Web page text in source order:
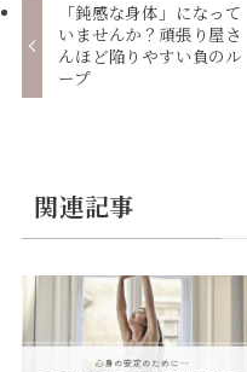
「鈍感な身体」になって
いませんか？頑張り屋さ
んほど陥りやすい負のル
ープ
関連記事